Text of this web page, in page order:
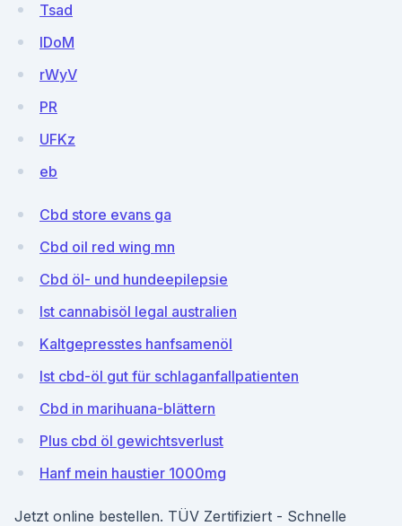
Tsad
lDoM
rWyV
PR
UFKz
eb
Cbd store evans ga
Cbd oil red wing mn
Cbd öl- und hundeepilepsie
Ist cannabisöl legal australien
Kaltgepresstes hanfsamenöl
Ist cbd-öl gut für schlaganfallpatienten
Cbd in marihuana-blättern
Plus cbd öl gewichtsverlust
Hanf mein haustier 1000mg
Jetzt online bestellen. TÜV Zertifiziert - Schnelle